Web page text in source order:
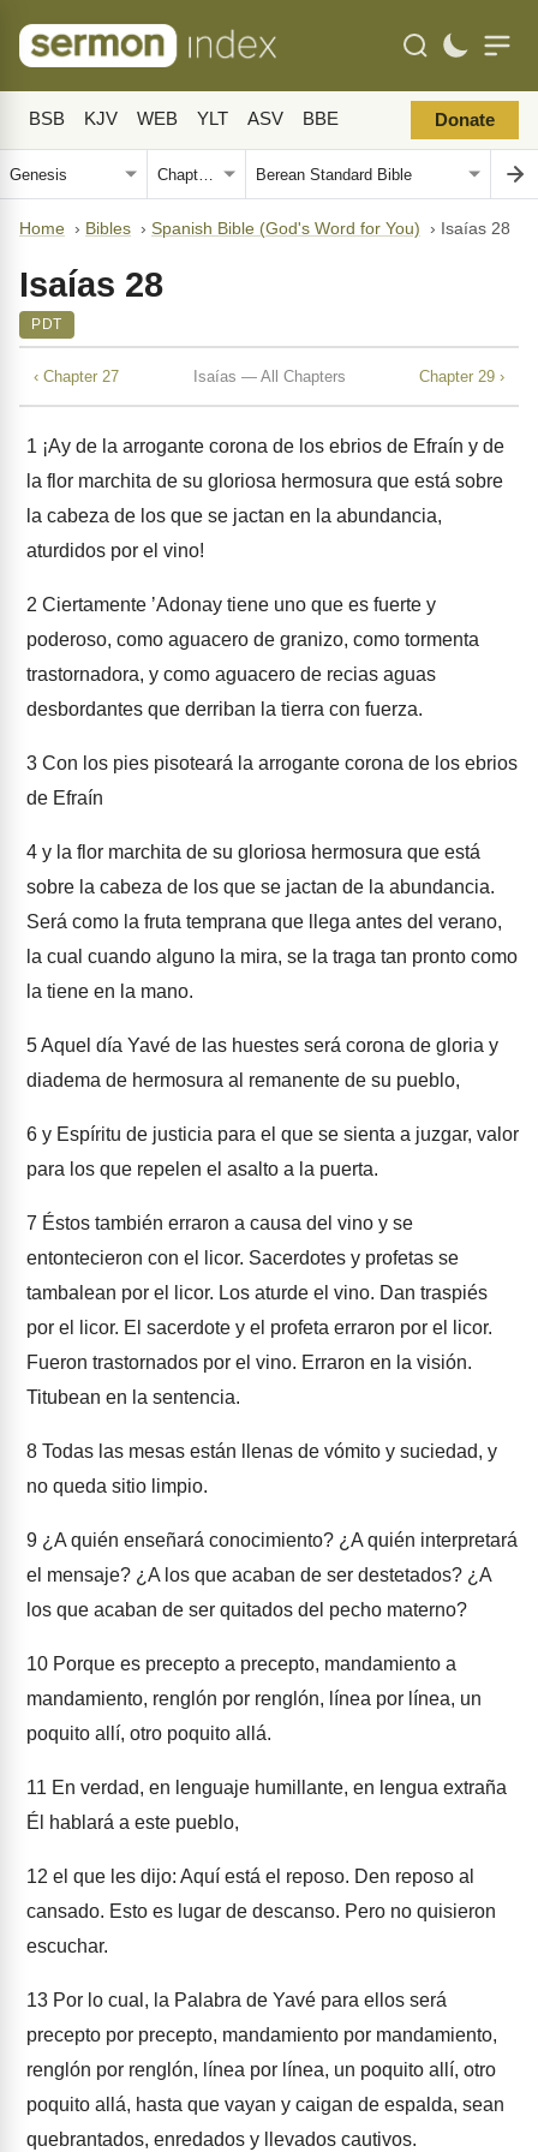
BSB KJV WEB YLT ASV BBE Donate
Home › Bibles › Spanish Bible (God's Word for You) › Isaías 28
Isaías 28
PDT
‹ Chapter 27 Isaías — All Chapters Chapter 29 ›
1 ¡Ay de la arrogante corona de los ebrios de Efraín y de
la flor marchita de su gloriosa hermosura que está sobre
la cabeza de los que se jactan en la abundancia,
aturdidos por el vino!
2 Ciertamente ʼAdonay tiene uno que es fuerte y
poderoso, como aguacero de granizo, como tormenta
trastornadora, y como aguacero de recias aguas
desbordantes que derriban la tierra con fuerza.
3 Con los pies pisoteará la arrogante corona de los ebrios
de Efraín
4 y la flor marchita de su gloriosa hermosura que está
sobre la cabeza de los que se jactan de la abundancia.
Será como la fruta temprana que llega antes del verano,
la cual cuando alguno la mira, se la traga tan pronto como
la tiene en la mano.
5Aquel día Yavé de las huestes será corona de gloria y
diadema de hermosura al remanente de su pueblo,
6 y Espíritu de justicia para el que se sienta a juzgar, valor
para los que repelen el asalto a la puerta.
7 Éstos también erraron a causa del vino y se
entontecieron con el licor. Sacerdotes y profetas se
tambalean por el licor. Los aturde el vino. Dan traspiés
por el licor. El sacerdote y el profeta erraron por el licor.
Fueron trastornados por el vino. Erraron en la visión.
Titubean en la sentencia.
8 Todas las mesas están llenas de vómito y suciedad, y
no queda sitio limpio.
9 ¿A quién enseñará conocimiento? ¿A quién interpretará
el mensaje? ¿A los que acaban de ser destetados? ¿A
los que acaban de ser quitados del pecho materno?
10 Porque es precepto a precepto, mandamiento a
mandamiento, renglón por renglón, línea por línea, un
poquito allí, otro poquito allá.
11 En verdad, en lenguaje humillante, en lengua extraña
Él hablará a este pueblo,
12 el que les dijo: Aquí está el reposo. Den reposo al
cansado. Esto es lugar de descanso. Pero no quisieron
escuchar.
13 Por lo cual, la Palabra de Yavé para ellos será
precepto por precepto, mandamiento por mandamiento,
renglón por renglón, línea por línea, un poquito allí, otro
poquito allá, hasta que vayan y caigan de espalda, sean
quebrantados, enredados y llevados cautivos.